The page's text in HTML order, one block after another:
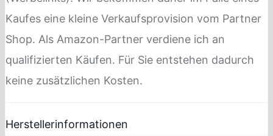
Kaufes eine kleine Verkaufsprovision vom Partner
Shop. Als Amazon-Partner verdiene ich an
qualifizierten Käufen. Für Sie entstehen dadurch
keine zusätzlichen Kosten.
Herstellerinformationen